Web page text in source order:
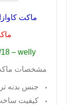
ماکت
– welly
مشخصات
جنس بدنه
کیفیت